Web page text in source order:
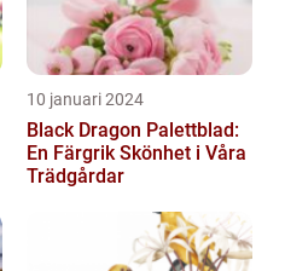
10 januari 2024
Black Dragon Palettblad:
En Färgrik Skönhet i Våra
Trädgårdar